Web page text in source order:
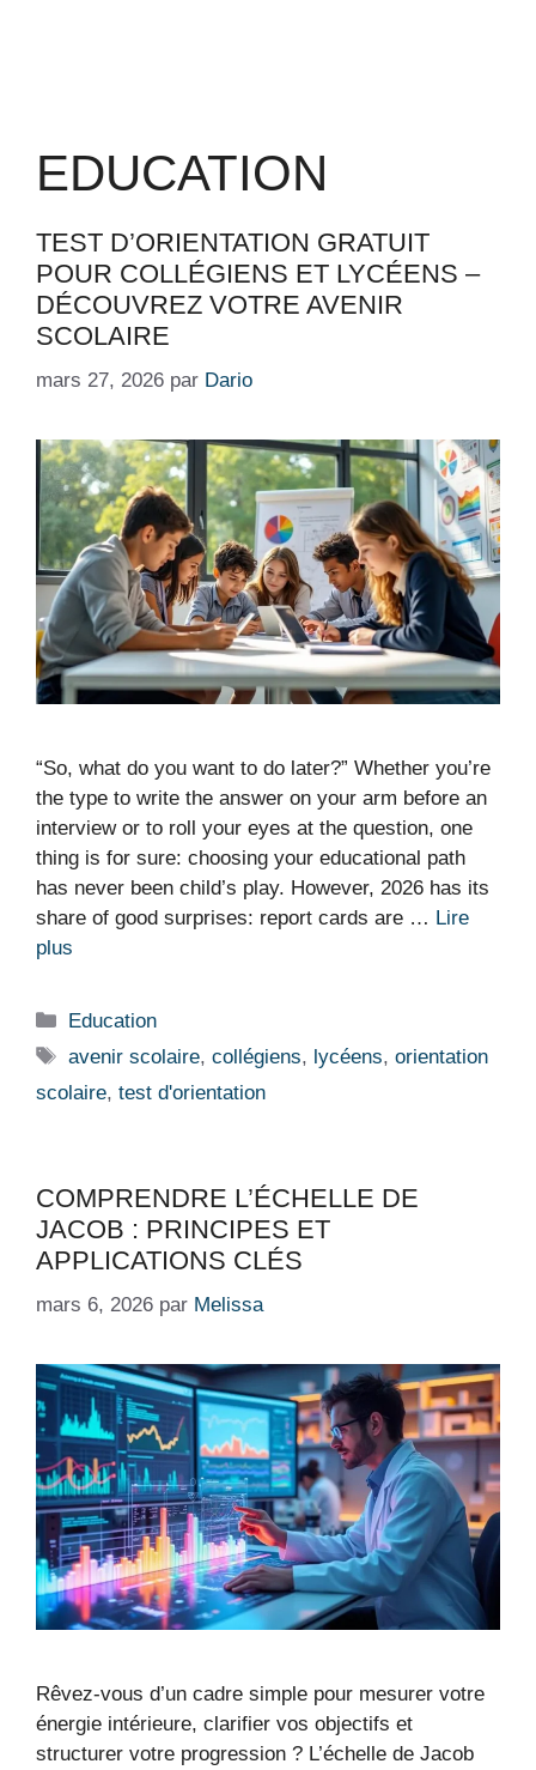
EDUCATION
TEST D’ORIENTATION GRATUIT
POUR COLLÉGIENS ET LYCÉENS –
DÉCOUVREZ VOTRE AVENIR
SCOLAIRE
mars 27, 2026 par Dario
“So, what do you want to do later?” Whether you’re
the type to write the answer on your arm before an
interview or to roll your eyes at the question, one
thing is for sure: choosing your educational path
has never been child’s play. However, 2026 has its
share of good surprises: report cards are … Lire
plus
Catégories
Education
Étiquettes
avenir scolaire,collégiens, lycéens,orientation
scolaire, test d'orientation
COMPRENDRE L’ÉCHELLE DE
JACOB : PRINCIPES ET
APPLICATIONS CLÉS
mars 6, 2026 par Melissa
Rêvez-vous d’un cadre simple pour mesurer votre
énergie intérieure, clarifier vos objectifs et
structurer votre progression ? L’échelle de Jacob